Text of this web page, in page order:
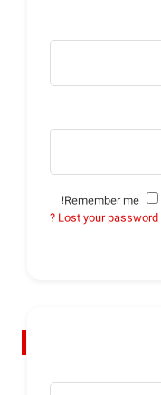
Lost your password ?